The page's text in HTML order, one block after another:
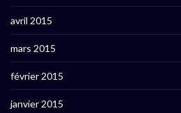
avril 2015
mars 2015
février 2015
janvier 2015